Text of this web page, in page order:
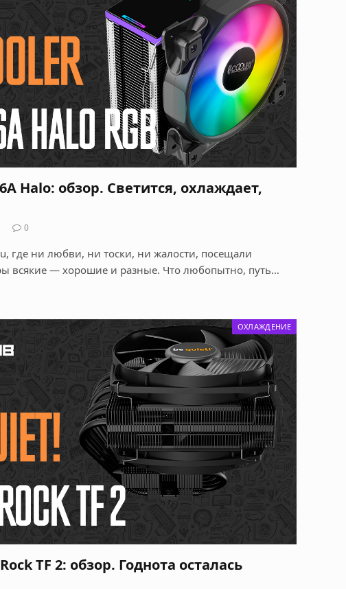
Halo: обзор. Светится, охлаждает,
0
где ни любви, ни тоски, ни жалости, посещали
всякие — хорошие и разные. Что любопытно, путь…
ОХЛАЖДЕНИЕ
TF 2: обзор. Годнота осталась